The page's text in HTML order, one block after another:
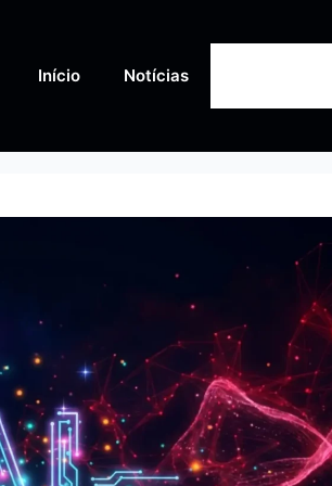
Início Notícias